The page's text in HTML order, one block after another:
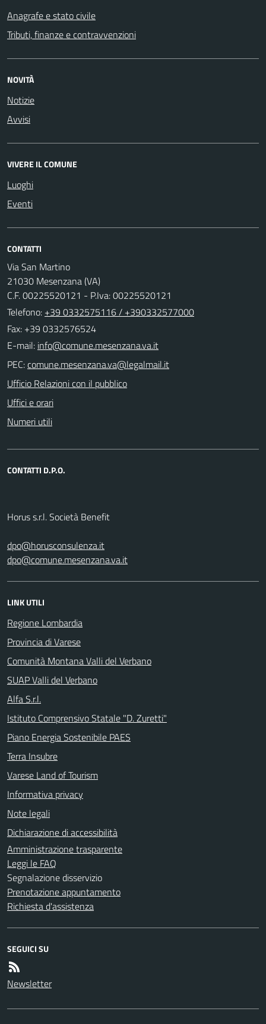
Anagrafe e stato civile
Tributi, finanze e contravvenzioni
NOVITÀ
Notizie
Avvisi
VIVERE IL COMUNE
Luoghi
Eventi
CONTATTI
Via San Martino
21030 Mesenzana (VA)
C.F. 00225520121 - P.Iva: 00225520121
Telefono: +39 0332575116 / +390332577000
Fax: +39 0332576524
E-mail:
PEC:
Ufficio Relazioni con il pubblico
Uffici e orari
Numeri utili
CONTATTI D.P.O.
Horus s.r.l. Società Benefit
dpo@horusconsulenza.it
dpo@comune.mesenzana.va.it
LINK UTILI
Regione Lombardia
Provincia di Varese
Comunità Montana Valli del Verbano
SUAP Valli del Verbano
Alfa S.r.l.
Istituto Comprensivo Statale "D. Zuretti"
Piano Energia Sostenibile PAES
Terra Insubre
Varese Land of Tourism
Informativa privacy
Note legali
Dichiarazione di accessibilità
Amministrazione trasparente
Leggi le FAQ
Segnalazione disservizio
Prenotazione appuntamento
Richiesta d'assistenza
SEGUICI SU
Newsletter